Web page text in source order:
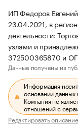
ИП Федоров
23.04.2021, в
деятельности:
узлами и
372500365870 и
Данные получены из
Информация
основании данных
Компания не
отношений с
Редактировать описание